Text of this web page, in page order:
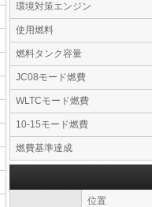
環境対策エンジン
使用燃料
燃料タンク容量
JC08モード燃費
WLTCモード燃費
10-15モード燃費
燃費基準達成
位置